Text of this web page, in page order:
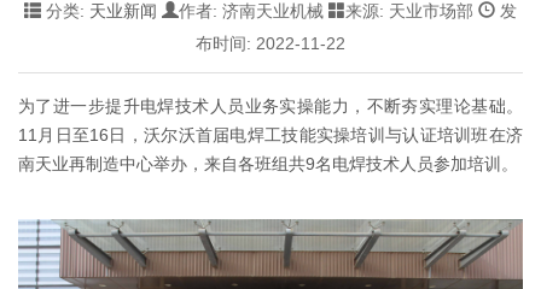
分类: 天业新闻 作者: 济南天业机械 来源: 天业市场部
发
布时间: 2022-11-22
为了进一步提升电焊技术人员业务实操能力，不断夯实理论基础。
11月日至16日，沃尔沃首届电焊工技能实操培训与认证培训班在济
南天业再制造中心举办，来自各班组共9名电焊技术人员参加培训。